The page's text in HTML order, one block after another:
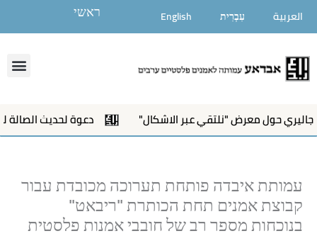
לתוכןالعربية עִבְרִית English ראשי
معرض "نلتقي عبر الاشكال" دعوة لحديث الصالة
עמותת איבדה פותחת תערוכה מכובדת עבור
קבוצת אמנים תחת הכותרת "ריבאט"
בנוכחות מספר רב של חובבי אמנות פלסטית